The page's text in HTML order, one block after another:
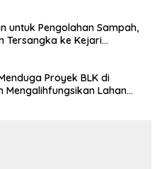
untuk Pengolahan Sampah,
Tersangka ke Kejari
Proyek BLK di
Mengalihfungsikan Lahan